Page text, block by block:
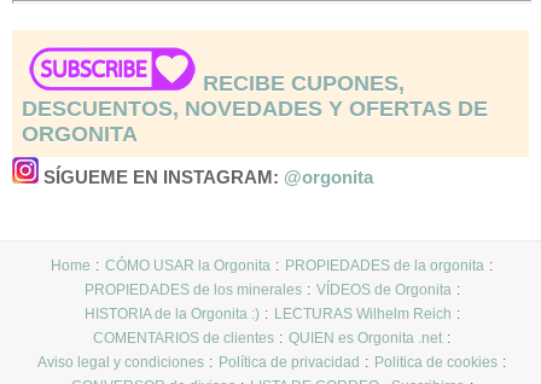
RECIBE CUPONES,
DESCUENTOS, NOVEDADES Y OFERTAS DE
ORGONITA
SÍGUEME EN INSTAGRAM: @orgonita
Home CÓMO USAR la Orgonita
PROPIEDADES de la orgonita
PROPIEDADES de los minerales
VÍDEOS de Orgonita
HISTORIA de la Orgonita :)
LECTURAS Wilhelm Reich
COMENTARIOS de clientes
QUIEN es Orgonita .net
Aviso legal y condiciones
Política de privacidad
Politica de cookies